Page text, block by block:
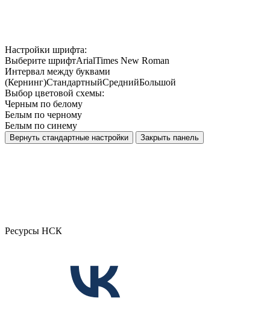
Настройки шрифта:
Выберите шрифтArialTimes New Roman
Интервал между буквами
(Кернинг)СтандартныйСреднийБольшой
Выбор цветовой схемы:
Черным по белому
Белым по черному
Белым по синему
Вернуть стандартные настройки Закрыть панель
Ресурсы НСК